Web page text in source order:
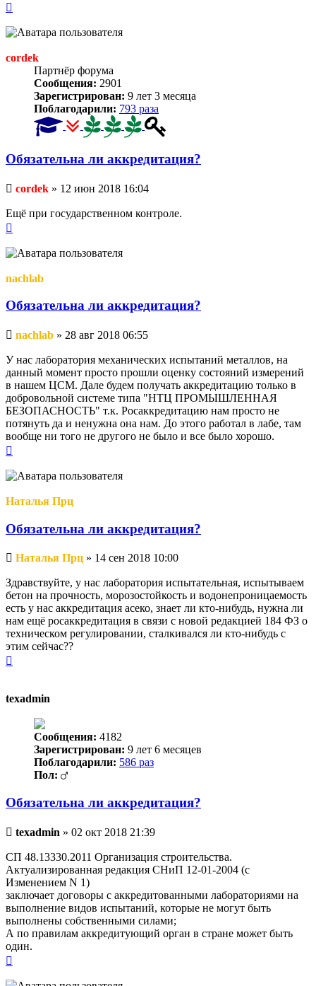
началу
cordek
Партнёр форума
Сообщения: 2901
Зарегистрирован: 9 лет 3 месяца
Поблагодарили: 793 раза
Обязательна ли аккредитация?
Непрочитанное
cordek » 12 июн 2018 16:04
Ещё при государственном контроле.
началу
nachlab
Обязательна ли аккредитация?
Непрочитанное
nachlab » 28 авг 2018 06:55
У нас лаборатория механических испытаний металлов, на
данный момент просто прошли оценку состояний измерений
в нашем ЦСМ. Дале будем получать аккредитацию только в
добровольной системе типа "НТЦ ПРОМЫШЛЕННАЯ
БЕЗОПАСНОСТЬ" т.к. Росаккредитацию нам просто не
потянуть да и ненужна она нам. До этого работал в лабе, там
вообще ни того не другого не было и все было хорошо.
началу
Наталья Прц
Обязательна ли аккредитация?
Непрочитанное
Наталья Прц » 14 сен 2018 10:00
Здравствуйте, у нас лаборатория испытательная, испытываем
бетон на прочность, морозостойкость и водонепроницаемость
есть у нас аккредитация асеко, знает ли кто-нибудь, нужна ли
нам ещё росаккредитация в связи с новой редакцией 184 ФЗ о
техническом регулировании, сталкивался ли кто-нибудь с
этим сейчас??
texadmin
Сообщения: 4182
Зарегистрирован: 9 лет 6 месяцев
Поблагодарили: 586 раз
Пол:
Обязательна ли аккредитация?
Непрочитанное
texadmin » 02 окт 2018 21:39
СП 48.13330.2011 Организация строительства.
Актуализированная редакция СНиП 12-01-2004 (с
Изменением N 1)
заключает договоры с аккредитованными лабораториями на
выполнение видов испытаний, которые не могут быть
выполнены собственными силами;
А по правилам аккредитующий орган в стране может быть
один.
началу